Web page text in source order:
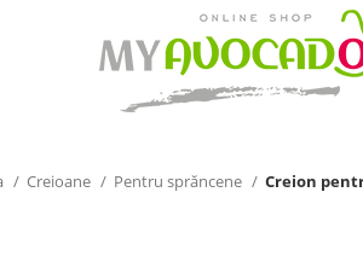
Creioane Pentru sprăncene Creion